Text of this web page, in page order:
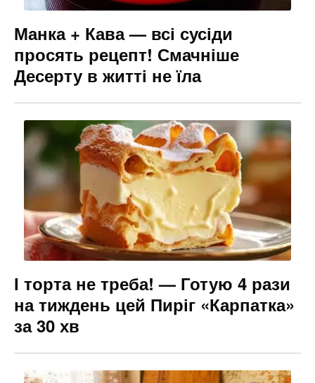
Манка + Кава — всі сусіди
просять рецепт! Смачніше
Десерту в житті не їла
І торта не треба! — Готую 4 рази
на тиждень цей Пиріг «Карпатка»
за 30 хв